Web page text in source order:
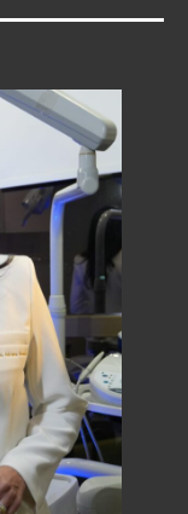
DO
E
OS
SINAIS
NAS
MÃOS